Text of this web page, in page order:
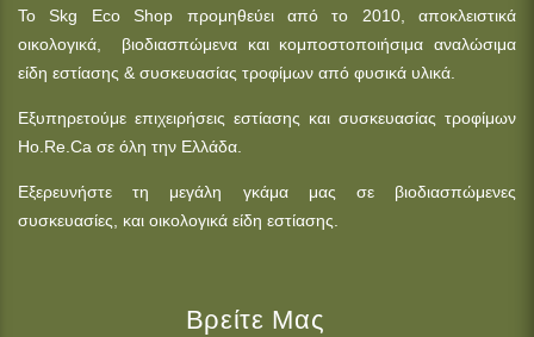
Το Skg Eco Shop προμηθεύει από το 2010, αποκλειστικά
οικολογικά, βιοδιασπώμενα και κομποστοποιήσιμα αναλώσιμα
είδη εστίασης & συσκευασίας τροφίμων από φυσικά υλικά.
Εξυπηρετούμε επιχειρήσεις εστίασης και συσκευασίας τροφίμων
Ho.Re.Ca σε όλη την Ελλάδα.
Εξερευνήστε τη μεγάλη γκάμα μας σε βιοδιασπώμενες
συσκευασίες, και οικολογικά είδη εστίασης.
Βρείτε Μας